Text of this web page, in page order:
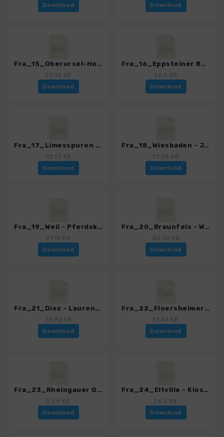
Download
Download
Fra_15_Oberursel-Hohemark ­ Herzbergturm_4468_1.gpx
23.18 KB
Download
Fra_16_Eppsteiner Bergtour_4468_1.gpx
26.3 KB
Download
Fra_17_Limesspuren bei Idstein_4468_1.gpx
32.13 KB
Download
Fra_18_Wiesbaden - Jagdschloss Platte_4468_1.gpx
27.05 KB
Download
Fra_19_Weil - Pferdskopf_4468_1.gpx
27.18 KB
Download
Fra_20_Braunfels - Weilburg_4468_1.gpx
30.62 KB
Download
Fra_21_Diez - Laurenburg_4468_1.gpx
39.92 KB
Download
Fra_22_Floersheimer Warte_4468_1.gpx
17.44 KB
Download
Fra_23_Rheingauer Gebueck_4468_1.gpx
23.9 KB
Download
Fra_24_Eltville - Kloster Eberbach_4468_1.gpx
26.3 KB
Download